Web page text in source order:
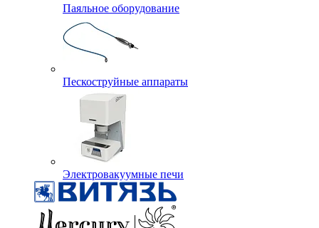
Паяльное оборудование
Пескоструйные аппараты
Электровакуумные печи